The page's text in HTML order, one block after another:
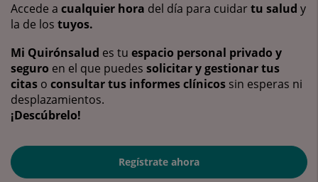
Accede a cualquier hora del día para cuidartu salud y
la de los tuyos.
Mi Quirónsalud es tu espacio personal privado y
seguro en el que puedes solicitar y gestionar tus
citas o consultar tus informes clínicos sin esperas ni
desplazamientos.
¡Descúbrelo!
Regístrate ahora